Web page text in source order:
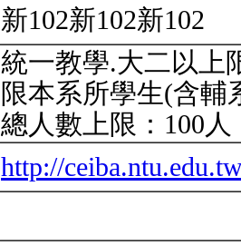
新102新102新102
統一教學.大二以上
限本系所學生(含輔
總人數上限：100人
http://